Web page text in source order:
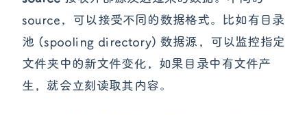
source，可以接受不同的数据格式。比如有目录
池 (spooling directory) 数据源，可以监控指定
文件夹中的新文件变化，如果目录中有文件产
生，就会立刻读取其内容。